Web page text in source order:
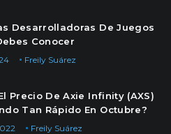
Desarrolladoras De Juegos
Conocer
Freily Suárez
Precio De Axie Infinity (AXS)
Tan Rápido En Octubre?
Freily Suárez